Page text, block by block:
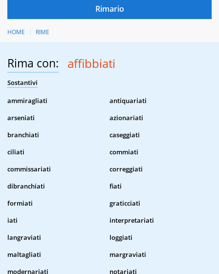
HOME RIME
Rima con: affibbiati
Sostantivi
ammiragliati
antiquariati
arseniati
azionariati
branchiati
caseggiati
ciliati
commiati
commissariati
correggiati
dibranchiati
fiati
formiati
graticciati
iati
interpretariati
langraviati
loggiati
maltagliati
margraviati
modernariati
notariati